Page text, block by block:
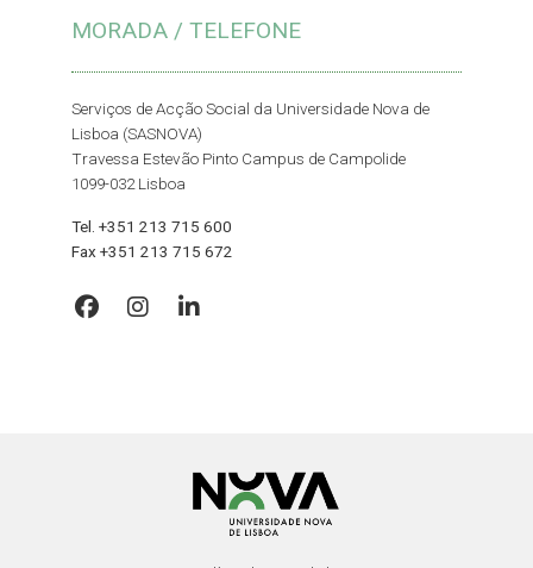
MORADA / TELEFONE
Serviços de Acção Social da Universidade Nova de
Lisboa (SASNOVA)
Travessa Estevão Pinto Campus de Campolide
1099-032 Lisboa
Tel. +351 213 715 600
Fax +351 213 715 672